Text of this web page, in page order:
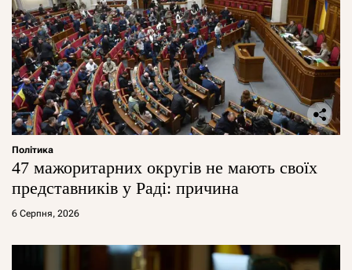
Політика
47 мажоритарних округів не мають своїх
представників у Раді: причина
6 Серпня, 2026